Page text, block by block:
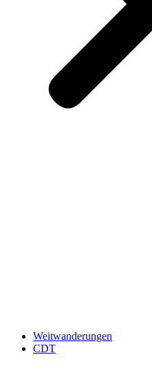
Weitwanderungen
CDT